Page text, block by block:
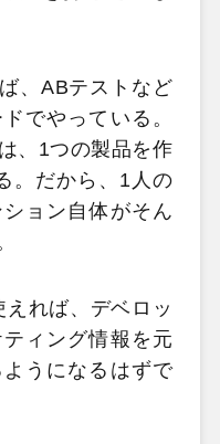
、ABテストなど
でやっている。
、1つの製品を作
。だから、1人の
ョン自体がそん
れば、デベロッ
ィング情報を元
うになるはずで